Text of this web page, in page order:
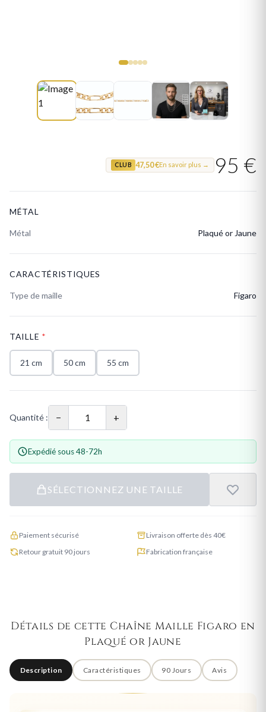
CLUB 47,50 €En savoir plus → 95 €
MÉTAL
Métal Plaqué or Jaune
CARACTÉRISTIQUES
Type de maille Figaro
TAILLE *
21 cm 50 cm 55 cm
Quantité : − +
Expédié sous 48-72h
SÉLECTIONNEZ UNE TAILLE
Paiement sécurisé
Livraison offerte dès 40€
Retour gratuit 90 jours
Fabrication française
Détails de cette Chaîne Maille Figaro en
Plaqué or Jaune
Description Caractéristiques 90 Jours Avis